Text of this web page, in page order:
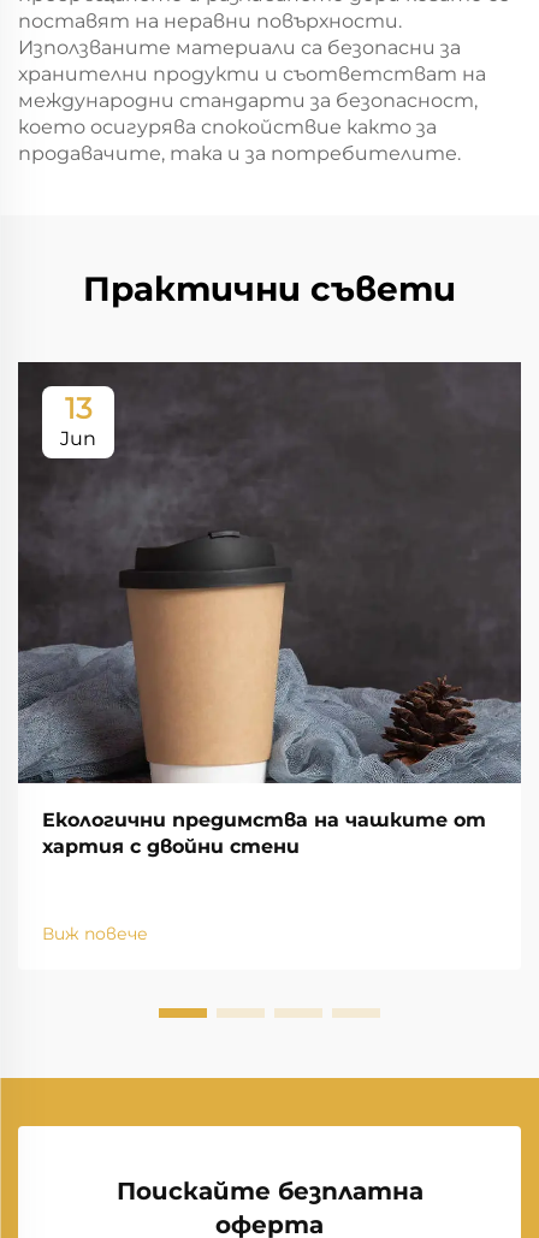
поставят на неравни повърхности.
Използваните материали са безопасни за
хранителни продукти и съответстват на
международни стандарти за безопасност,
което осигурява спокойствие както за
продавачите, така и за потребителите.
Практични съвети
13
Jun
Екологични предимства на чашките от
хартия с двойни стени
Виж повече
Поискайте безплатна
оферта